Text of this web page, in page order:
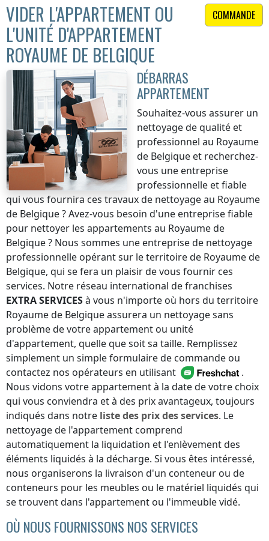
COMMANDE
VIDER L'APPARTEMENT OU
L'UNITÉ D'APPARTEMENT
ROYAUME DE BELGIQUE
DÉBARRAS
APPARTEMENT
Souhaitez-vous assurer un
nettoyage de qualité et
professionnel au Royaume
de Belgique et recherchez-
vous une entreprise
professionnelle et fiable
qui vous fournira ces travaux de nettoyageau Royaume
de Belgique? Avez-vous besoin d'une entreprise fiable
pour nettoyer les appartements au Royaume de
Belgique? Nous sommes une entreprise de nettoyage
professionnelle opérant sur le territoire de Royaume de
Belgique, qui se fera un plaisir de vous fournir ces
services. Notre réseau international de franchises
EXTRA SERVICESà vous n'importe où hors du territoire
Royaume de Belgiqueassurera un nettoyage sans
problème de votre appartement ou unité
d'appartement, quelle que soit sa taille. Remplissez
simplement un simple formulaire de commande ou
contactez nos opérateurs en utilisant
.
Nous vidons votre appartement à la date de votre choix
qui vous conviendra et à des prix avantageux, toujours
indiqués dans notre liste des prix des services. Le
nettoyage de l'appartement comprend
automatiquement la liquidation et l'enlèvement des
éléments liquidés à la décharge. Si vous êtes intéressé,
nous organiserons la livraison d'un conteneur ou de
conteneurs pour les meubles ou le matériel liquidés qui
se trouvent dans l'appartement ou l'immeuble vidé.
OÙ NOUS FOURNISSONS NOS SERVICES